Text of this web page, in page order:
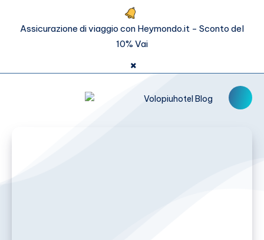
Assicurazione di viaggio con Heymondo.it - Sconto del
10% Vai
×